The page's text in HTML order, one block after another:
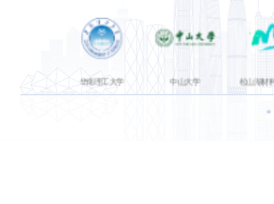
华南理工大学 中山大学 松山湖材料实验